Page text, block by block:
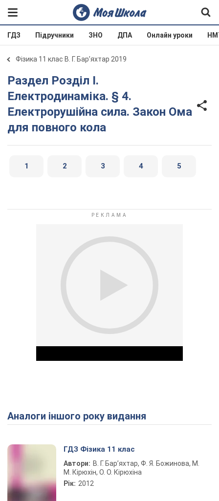
ГДЗ Підручники ЗНО ДПА Онлайн уроки
Фізика 11 клас В. Г. Бар’яхтар 2019
Раздел Розділ I.
Електродинаміка. § 4.
Електрорушійна сила. Закон Ома
для повного кола
1 2 3 4 5
Play Video
Аналоги іншого року видання
ГДЗ Фізика 11 клас
Автори: В. Г. Бар’яхтар, Ф. Я. Божинова, М.
М. Кірюхін, О. О. Кірюхіна
Рік: 2012